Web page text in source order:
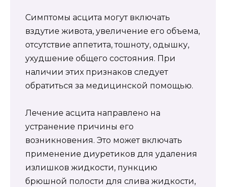
Симптомы асцита могут включать
вздутие живота, увеличение его объема,
отсутствие аппетита, тошноту, одышку,
ухудшение общего состояния. При
наличии этих признаков следует
обратиться за медицинской помощью.
Лечение асцита направлено на
устранение причины его
возникновения. Это может включать
применение диуретиков для удаления
излишков жидкости, пункцию
брюшной полости для слива жидкости,